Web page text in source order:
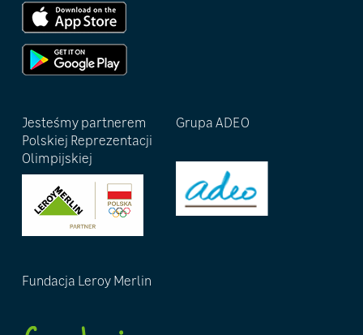
Jesteśmy partnerem
Polskiej Reprezentacji
Olimpijskiej
Grupa ADEO
Fundacja Leroy Merlin